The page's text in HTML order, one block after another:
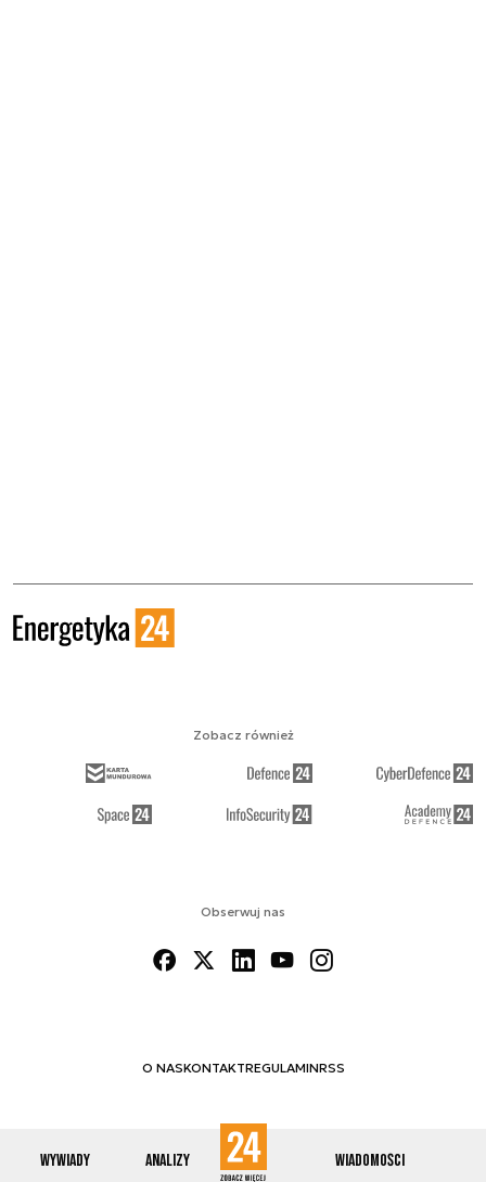
Wywiady Analizy Wiadomości
Obserwuj nas
O NASKONTAKTREGULAMINRSS
Zobacz również
© 2012-2026 ENERGETYKA24